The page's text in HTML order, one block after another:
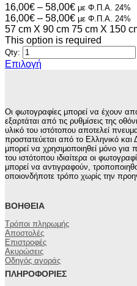
μπορούν
να
επιλεγούν
στη
σελίδα
του
16,00€ – 58,00€Price
range:
16,00€
through
με Φ.Π.Α. 24%
16,00€ – 58,00€Price
range:
16,00€
58,00€
με Φ.Π.Α. 24%
57 cm X 90 cm 75 cm X 150
This option is required
Qty:
Επιλογή
έχει
πολλαπλές
παραλλαγές.
Οι
επιλογές
μπορούν
να
σελίδα
προϊόντος
Οι φωτογραφίες μπορεί να έχουν
εξαρτάται από τις ρυθμίσεις της
υλικό του ιστότοπου αποτελεί
προστατεύεται από το Ελληνικό και
μπορεί να χρησιμοποιηθεί μόνο
του ιστότοπου ιδιαίτερα οι
μπορεί να αντιγραφούν,
οποιονδήποτε τρόπο χωρίς την
ΒΟΉΘΕΙΑ
Τρόποι πληρωμής
Αποστολές
Επιστροφές
Ακυρώσεις
Οδηγός αγοράς
ΠΛΗΡΟΦΟΡΊΕΣ